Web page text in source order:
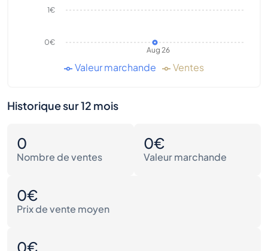
Aug 26
0€
1€
Valeur marchande Ventes
Historique sur 12 mois
0
Nombre de ventes
0€
Valeur marchande
0€
Prix de vente moyen
0€